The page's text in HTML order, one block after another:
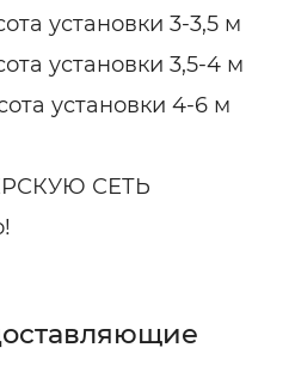
установки 3-3,5 м
установки 3,5-4 м
установки 4-6 м
СЕТЬ